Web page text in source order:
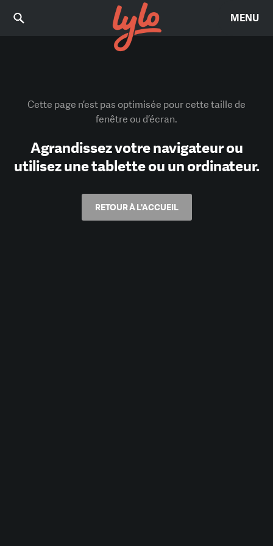
MENU
Cette page n’est pas optimisée pour cette taille de
fenêtre ou d’écran.
Agrandissez votre navigateur ou
utilisez une tablette ou un ordinateur.
RETOUR À L'ACCUEIL